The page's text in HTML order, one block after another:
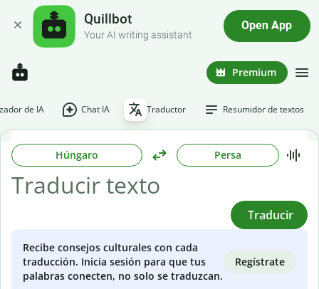
Quillbot
Your AI writing assistant
Open App
Premium
de IA Chat IA Traductor Resumidor de textos
Húngaro Persa
Traducir
Recibe consejos culturales con cada
traducción. Inicia sesión para que tus
palabras conecten, no solo se traduzcan.
Regístrate